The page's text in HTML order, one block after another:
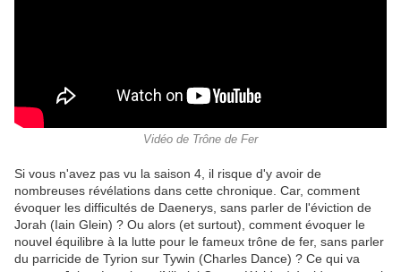
Vidéo de Trône de Fer
Si vous n'avez pas vu la saison 4, il risque d'y avoir de
nombreuses révélations dans cette chronique. Car, comment
évoquer les difficultés de Daenerys, sans parler de l'éviction de
Jorah (Iain Glein) ? Ou alors (et surtout), comment évoquer le
nouvel équilibre à la lutte pour le fameux trône de fer, sans parler
du parricide de Tyrion sur Tywin (Charles Dance) ? Ce qui va